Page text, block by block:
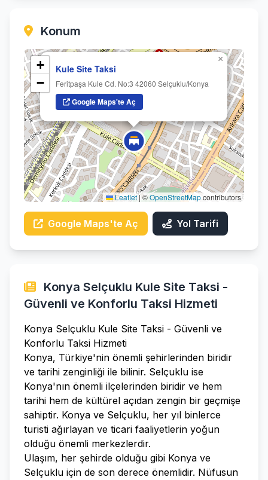
Konum
Kule Site Taksi
Feritpaşa Kule Cd. No:3 42060 Selçuklu/Konya
Google Maps'te Aç
×
+
−
Leaflet | ©OpenStreetMapcontributors
Google Maps'te Aç Yol Tarifi
Konya Selçuklu Kule Site Taksi -
Güvenli ve Konforlu Taksi Hizmeti
Konya Selçuklu Kule Site Taksi - Güvenli ve
Konforlu Taksi Hizmeti
Konya, Türkiye'nin önemli şehirlerinden biridir
ve tarihi zenginliği ile bilinir. Selçuklu ise
Konya'nın önemli ilçelerinden biridir ve hem
tarihi hem de kültürel açıdan zengin bir geçmişe
sahiptir. Konya ve Selçuklu, her yıl binlerce
turisti ağırlayan ve ticari faaliyetlerin yoğun
olduğu önemli merkezlerdir.
Ulaşım, her şehirde olduğu gibi Konya ve
Selçuklu için de son derece önemlidir. Nüfusun